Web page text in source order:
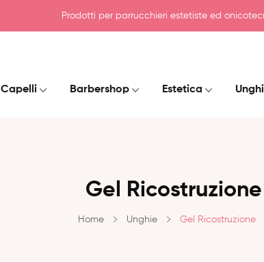
Prodotti per parrucchieri estetiste ed
Capelli Barbershop Estetica
Gel Ricostruzione
Home Unghie Gel Ricostruzione